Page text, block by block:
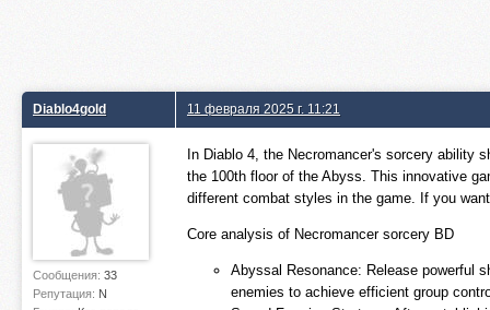
Diablo4gold
Сообщения: 33
Репутация: N
11 февраля 2025 г. 11:21
In Diablo 4, the Necromancer's sorcery ability
the 100th floor of the Abyss. This innovative
different combat styles in the game. If you
Core analysis of Necromancer sorcery BD
Abyssal Resonance: Release powerful
enemies to achieve efficient group